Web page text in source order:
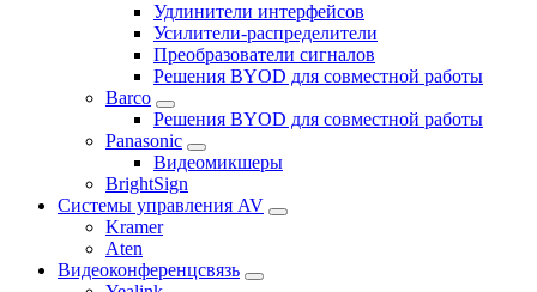
Удлинители интерфейсов
Усилители-распределители
Преобразователи сигналов
Решения BYOD для совместной работы
Barco
Решения BYOD для совместной работы
Panasonic
Видеомикшеры
BrightSign
Системы управления AV
Kramer
Aten
Видеоконференцсвязь